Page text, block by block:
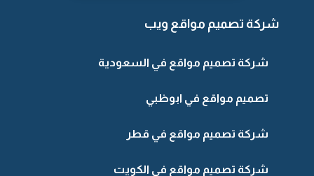
شركة تصميم مواقع ويب
شركة تصميم مواقع في السعودية
تصميم مواقع في ابوظبي
شركة تصميم مواقع في قطر
شركة تصميم مواقع في الكويت